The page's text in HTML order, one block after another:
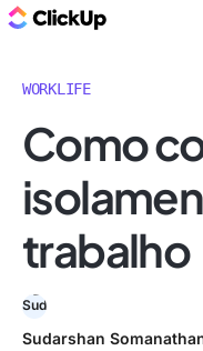
WORKLIFE
Como
trabalho
Sudarshan